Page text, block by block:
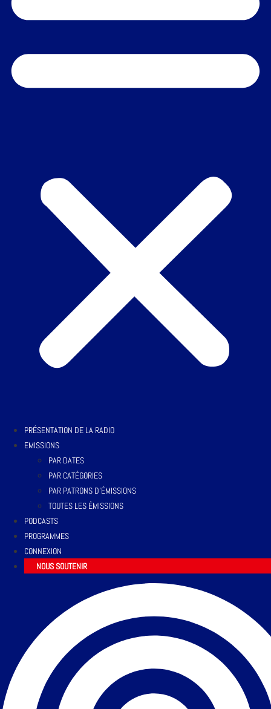
PRÉSENTATION DE LA RADIO
EMISSIONS
PAR DATES
PAR CATÉGORIES
PAR PATRONS D’ÉMISSIONS
TOUTES LES ÉMISSIONS
PODCASTS
PROGRAMMES
CONNEXION
NOUS SOUTENIR